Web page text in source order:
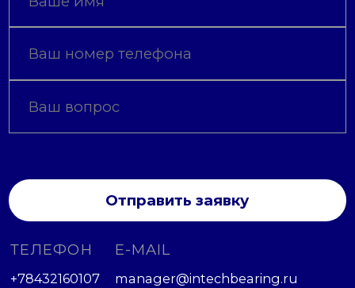
Отправить заявку
ТЕЛЕФОН
+78432160107
E-MAIL
manager@intechbearing.ru